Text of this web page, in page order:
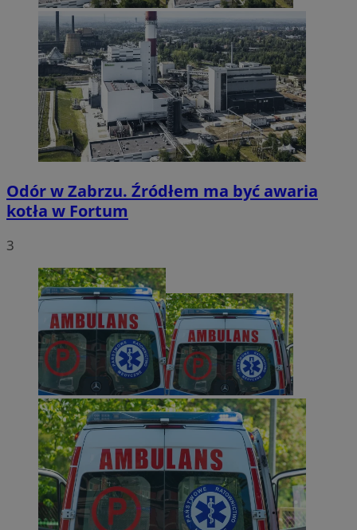
Odór w Zabrzu. Źródłem ma być awaria
kotła w Fortum
3